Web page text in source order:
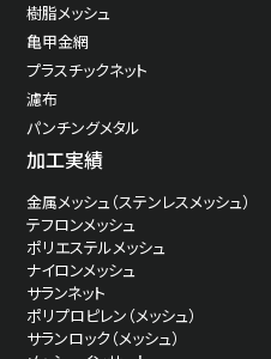
ナイロン
ナイロン綾織
樹脂メッシュ
亀甲金網
プラスチックネット
濾布
パンチングメタル
加工実績
金属メッシュ（ステンレスメッシュ）
テフロンメッシュ
ポリエステルメッシュ
ナイロンメッシュ
サランネット
ポリプロピレン（メッシュ）
サランロック（メッシュ）